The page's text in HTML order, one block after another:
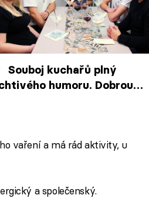
humoru. Dobrou
vaření a má rád aktivity, u
a společenský.